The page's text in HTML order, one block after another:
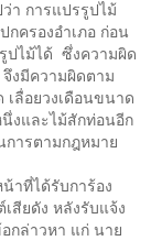
า การแปรรูปไม้
ครองอำเภอ ก่อน
ปไม้ได้ ซึ่งความผิด
งมีความผิดตาม
เลื่อยวงเดือนขนาด
นึ่งและไม้สักท่อนอีก
ารตามกฎหมาย
าที่ได้รับการ้อง
สียดัง หลังรับแจ้ง
กล่าวหา แก่ นาย